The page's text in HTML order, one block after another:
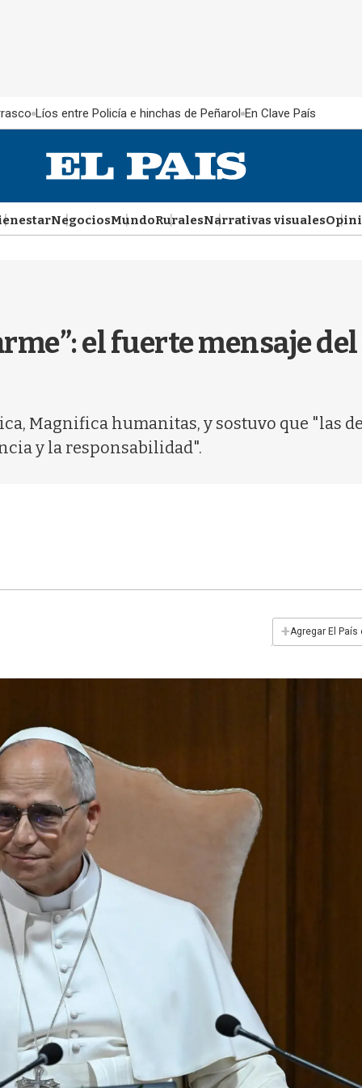
Líos entre Policía e hinchas de Peñarol En Clave País
NegociosMundoRuralesNarrativas visuales
el fuerte mensaje
Magnifica humanitas, y sostuvo que "las
y la responsabilidad".
+Agregar El País